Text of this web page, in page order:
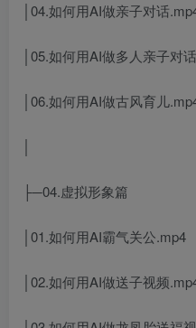
│04.如何用AI做亲子对话
│05.如何用AI做多人亲子对
│06.如何用AI做古风育儿
├─04.虚拟形象篇
│01.如何用AI霸气关公.mp4
│02.如何用AI做送子视频